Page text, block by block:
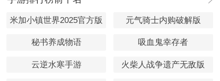
米加小镇世界2025官方版 元气骑士内购破解版
秘书养成物语 吸血鬼幸存者
云逆水寒手游 火柴人战争遗产无敌版